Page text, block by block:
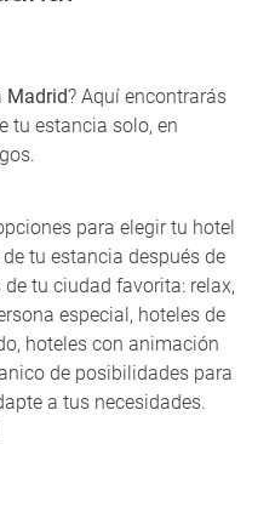
Madrid? Aquí encontrarás
tu estancia solo, en
para elegir tu hotel
tu estancia después de
tu ciudad favorita: relax,
especial, hoteles de
hoteles con animación
de posibilidades para
a tus necesidades.